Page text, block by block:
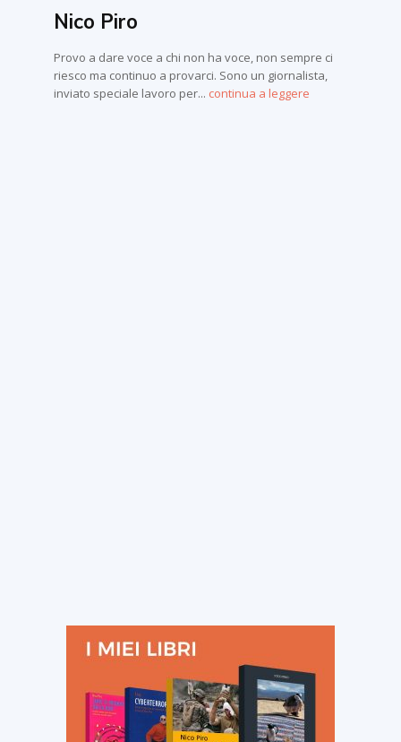
Nico Piro
Provo a dare voce a chi non ha voce, non sempre ci
riesco ma continuo a provarci. Sono un giornalista,
inviato speciale lavoro per... continua a leggere